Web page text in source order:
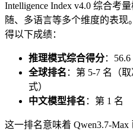
Intelligence Index v4.0 综合考
随、多语言等多个维度的表现
得以下成绩：
推理模式综合得分：56.6
全球排名 ：第 5-7 名（
式）
中文模型排名 ：第 1 名
这一排名意味着 Qwen3.7-